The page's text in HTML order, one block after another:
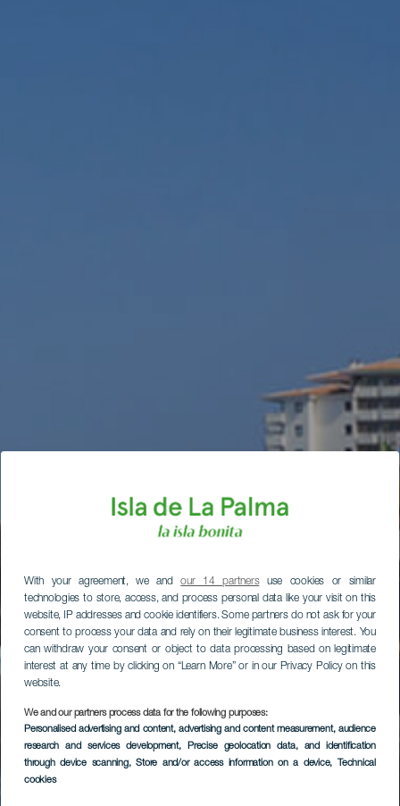
With your agreement, we andour 14 partnersuse cookies or similar
technologies to store, access, and process personal data like your visit on this
website, IP addresses and cookie identifiers. Some partners do not ask for your
consent to process your data and rely on their legitimate business interest. You
can withdraw your consent or object to data processing based on legitimate
interest at any time by clicking on “Learn More” or in our Privacy Policy on this
website.
We and our partners process data for the following purposes:
Personalised advertising and content, advertising and content measurement, audience
research and services development, Precise geolocation data, and identification
through device scanning, Store and/or access information on a device, Technical
cookies